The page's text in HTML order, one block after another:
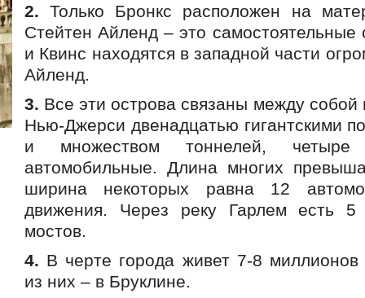
2. Только Бронкс расположен на
Стейтен Айленд – это самостоятельные
и Квинс находятся в западной части
Айленд.
3. Все эти острова связаны между
Нью-Джерси двенадцатью гигантскими
и множеством тоннелей,
автомобильные. Длина многих
ширина некоторых равна 12
движения. Через реку Гарлем есть
мостов.
4. В черте города живет 7-8 миллионов
из них – в Бруклине.